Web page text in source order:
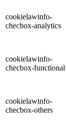
cookielawinfo-
checbox-analytics
cookielawinfo-
checbox-functional
cookielawinfo-
checbox-others